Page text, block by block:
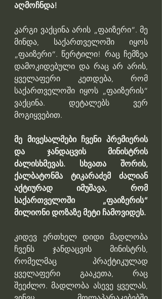
აღმოჩნდა!
კარგი ვაქცინა არის „ფაიზერი“. მე
მინდა, საქართველოში იყოს
„ფაიზერი“. წერტილი! რაც ჩემზეა
დამოკიდებული და რაც არ არის,
ყველაფერი კეთდება, რომ
საქართველოში იყოს „ფაიზერის“
ვაქცინა. დეტალებს ვერ
მოგიყვებით.
მე მივესალმები ჩვენი პრემიერის
და ჯანდაცვის მინისტრის
ძალისხმევას. სხვათა შორის,
ქალბატონმა ტიკარაძემ ძალიან
აქტიურად იმუშავა, რომ
საქართველოში „ფაიზერის“
მილიონი დოზაზე მეტი ჩამოვიდეს.
კიდევ ერთხელ დიდი მადლობა
ჩვენს ჯანდაცვის მინისტრს,
რომელმაც პრაქტიკულად
ყველაფერი გააკეთა, რაც
შეეძლო. მადლობა ასევე ყველას,